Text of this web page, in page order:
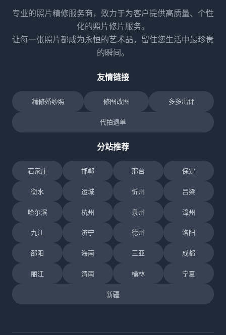
专业的照片精修服务商，致力于为客户提供高质量、个性
化的照片修片服务。
让每一张照片都成为永恒的艺术品，留住您生活中最珍贵
的瞬间。
友情链接
精修婚纱照 修图改图 多多出评
代拍退单
分站推荐
石家庄 邯郸 邢台 保定
衡水 运城 忻州 吕梁
哈尔滨 杭州 泉州 漳州
九江 济宁 德州 洛阳
邵阳 海南 三亚 成都
丽江 渭南 榆林 宁夏
新疆